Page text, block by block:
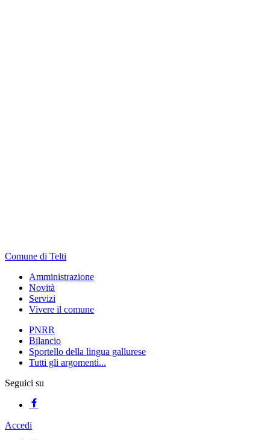
Comune di Telti
Amministrazione
Novità
Servizi
Vivere il comune
PNRR
Bilancio
Sportello della lingua gallurese
Tutti gli argomenti...
Seguici su
Accedi